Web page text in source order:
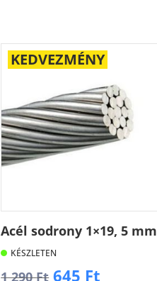
KEDVEZMÉNY
Acél sodrony 1×19, 5 mm
KÉSZLETEN
1 290Ft Original
645 Ft